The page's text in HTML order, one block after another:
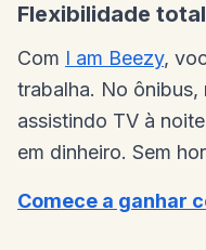
Flexibilidade total
Com I am Beezy,
trabalha. No
assistindo TV à
em dinheiro. Sem
Comece a ganhar